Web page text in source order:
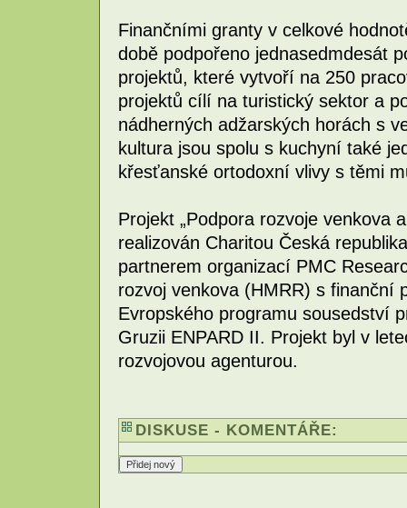
Finančními granty v celkové
době podpořeno jednasedmdesát
projektů, které vytvoří na 250
projektů cílí na turistický sektor a
nádherných adžarských horách s
kultura jsou spolu s kuchyní také
křesťanské ortodoxní vlivy s těmi
Projekt „Podpora rozvoje venkova
realizován Charitou Česká
partnerem organizací PMC
rozvoj venkova (HMRR) s finanční
Evropského programu sousedství
Gruzii ENPARD II. Projekt byl v
rozvojovou agenturou.
DISKUSE - KOMENTÁŘE: